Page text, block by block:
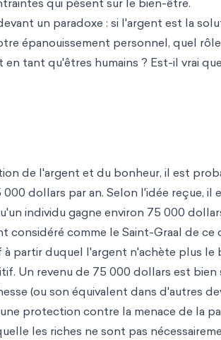
un paradoxe : si l'argent est la
épanouissement personnel, quel
tant qu'êtres humains ? Est-il vrai
de l'argent et du bonheur, il est
dollars par an. Selon l'idée reçue, il
individu gagne environ 75 000
comme le Saint-Graal de ce
partir duquel l'argent n'achète plus le
Un revenu de 75 000 dollars est bien
(ou son équivalent dans d'autres
protection contre la menace de la
les riches ne sont pas